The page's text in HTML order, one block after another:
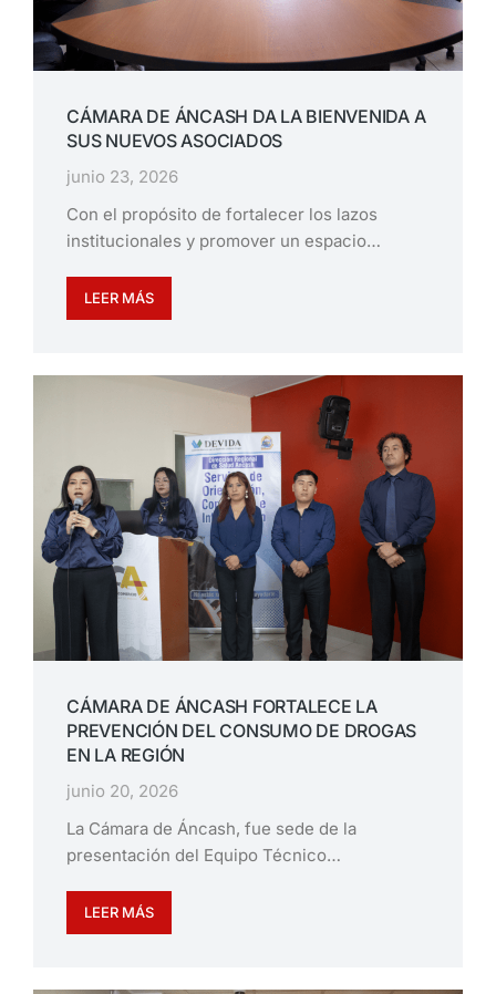
CÁMARA DE ÁNCASH DA LA BIENVENIDA A
SUS NUEVOS ASOCIADOS
junio 23, 2026
Con el propósito de fortalecer los lazos
institucionales y promover un espacio…
LEER MÁS
CÁMARA DE ÁNCASH FORTALECE LA
PREVENCIÓN DEL CONSUMO DE DROGAS
EN LA REGIÓN
junio 20, 2026
La Cámara de Áncash, fue sede de la
presentación del Equipo Técnico…
LEER MÁS